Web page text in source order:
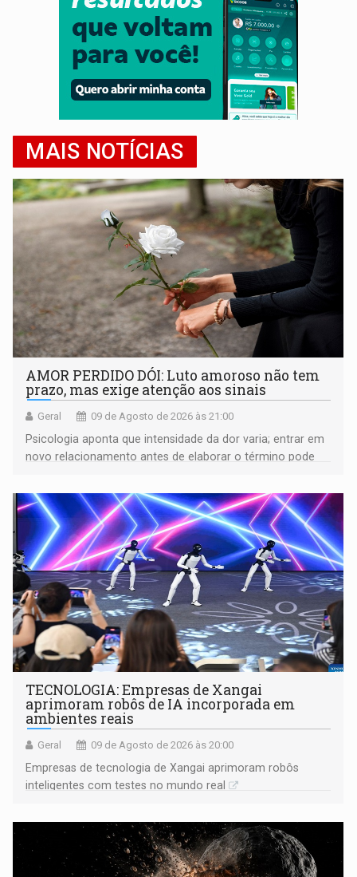
MAIS NOTÍCIAS
AMOR PERDIDO DÓI: Luto amoroso não tem
prazo, mas exige atenção aos sinais
Geral 09 de Agosto de 2026 às 21:00
Psicologia aponta que intensidade da dor varia; entrar em
novo relacionamento antes de elaborar o término pode
TECNOLOGIA: Empresas de Xangai
aprimoram robôs de IA incorporada em
ambientes reais
Geral 09 de Agosto de 2026 às 20:00
Empresas de tecnologia de Xangai aprimoram robôs
inteligentes com testes no mundo real